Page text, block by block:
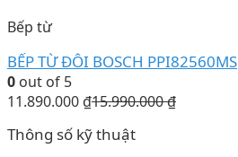
Bếp từ
BẾP TỪ ĐÔI BOSCH PPI82560MS
0 out of 5
11.890.000 ₫15.990.000₫
Thông số kỹ thuật